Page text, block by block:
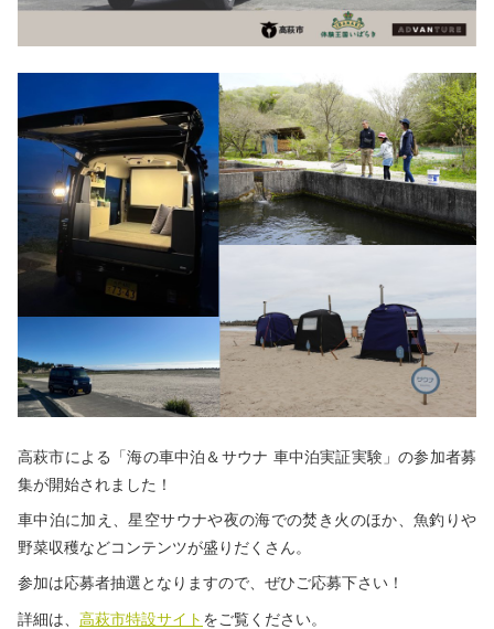
利用規約
プライバシーポリシー
高萩市による「海の車中泊＆サウナ 車中泊実証実験」の参加者募
集が開始されました！
車中泊に加え、星空サウナや夜の海での焚き火のほか、魚釣りや
野菜収穫などコンテンツが盛りだくさん。
参加は応募者抽選となりますので、ぜひご応募下さい！
詳細は、 高萩市特設サイト をご覧ください。